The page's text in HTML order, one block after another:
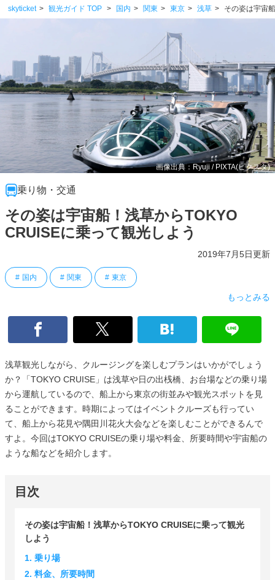
skyticket 観光ガイド TOP 国内 関東 東京 浅草 その姿は宇宙
画像出典：Ryuji / PIXTA(ピクスタ)
乗り物・交通
その姿は宇宙船！浅草からTOKYO
CRUISEに乗って観光しよう
2019年7月5日更新
国内 関東 東京
もっとみる
浅草観光しながら、クルージングを楽しむプランはいかがでしょう
か？「TOKYO CRUISE」は浅草や日の出桟橋、お台場などの乗り場
から運航しているので、船上から東京の街並みや観光スポットを見
ることができます。時期によってはイベントクルーズも行ってい
て、船上から花見や隅田川花火大会などを楽しむことができるんで
すよ。今回はTOKYO CRUISEの乗り場や料金、所要時間や宇宙船の
ような船などを紹介します。
目次
その姿は宇宙船！浅草からTOKYO CRUISEに乗って観光
しよう
1. 乗り場
2. 料金、所要時間